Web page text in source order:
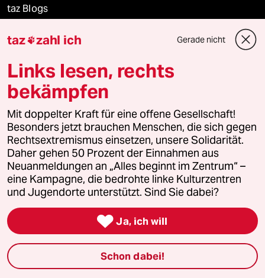
taz Blogs
taz FUTURZWEI
Le Monde diplomatique
taz Archiv
Mehr taz Angebote
Reisen
Kantine
Shop
taz zahl ich Gerade nicht
Links lesen, rechts
bekämpfen
Mit doppelter Kraft für eine offene Gesellschaft!
Besonders jetzt brauchen Menschen, die sich gegen
Rechtsextremismus einsetzen, unsere Solidarität.
Daher gehen 50 Prozent der Einnahmen aus
Neuanmeldungen an „Alles beginnt im Zentrum“ –
eine Kampagne, die bedrohte linke Kulturzentren
und Jugendorte unterstützt. Sind Sie dabei?
 Ja, ich will
Schon dabei!